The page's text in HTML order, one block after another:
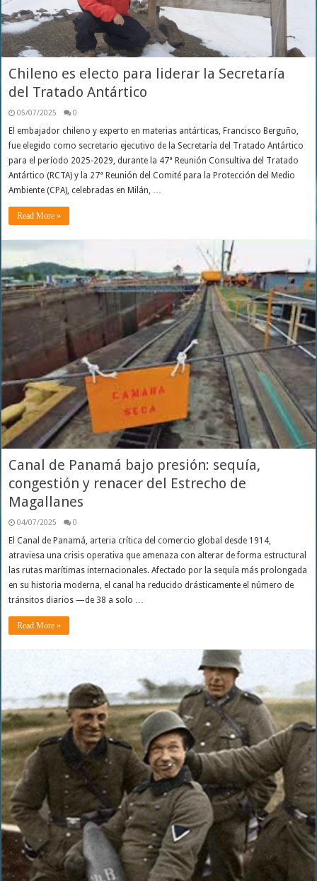
Chileno es electo para liderar la Secretaría
del Tratado Antártico
05/07/2025 0
El embajador chileno y experto en materias antárticas, Francisco Berguño,
fue elegido como secretario ejecutivo de la Secretaría del Tratado Antártico
para el período 2025-2029, durante la 47ª Reunión Consultiva del Tratado
Antártico (RCTA) y la 27ª Reunión del Comité para la Protección del Medio
Ambiente (CPA), celebradas en Milán, …
Read More »
Canal de Panamá bajo presión: sequía,
congestión y renacer del Estrecho de
Magallanes
04/07/2025 0
El Canal de Panamá, arteria crítica del comercio global desde 1914,
atraviesa una crisis operativa que amenaza con alterar de forma estructural
las rutas marítimas internacionales. Afectado por la sequía más prolongada
en su historia moderna, el canal ha reducido drásticamente el número de
tránsitos diarios —de 38 a solo …
Read More »